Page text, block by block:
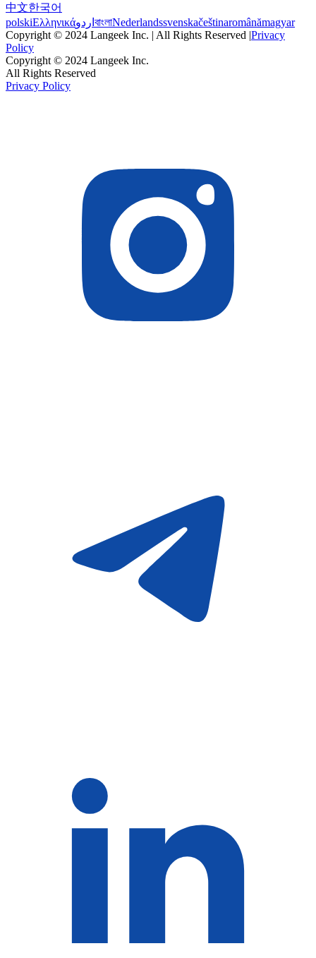
中文한국어
polskiΕλληνικάاردو বাংলাNederlandssvenskačeštinaromânămagyar
Copyright © 2024 Langeek Inc. | All Rights Reserved |Privacy
Policy
Copyright © 2024 Langeek Inc.
All Rights Reserved
Privacy Policy